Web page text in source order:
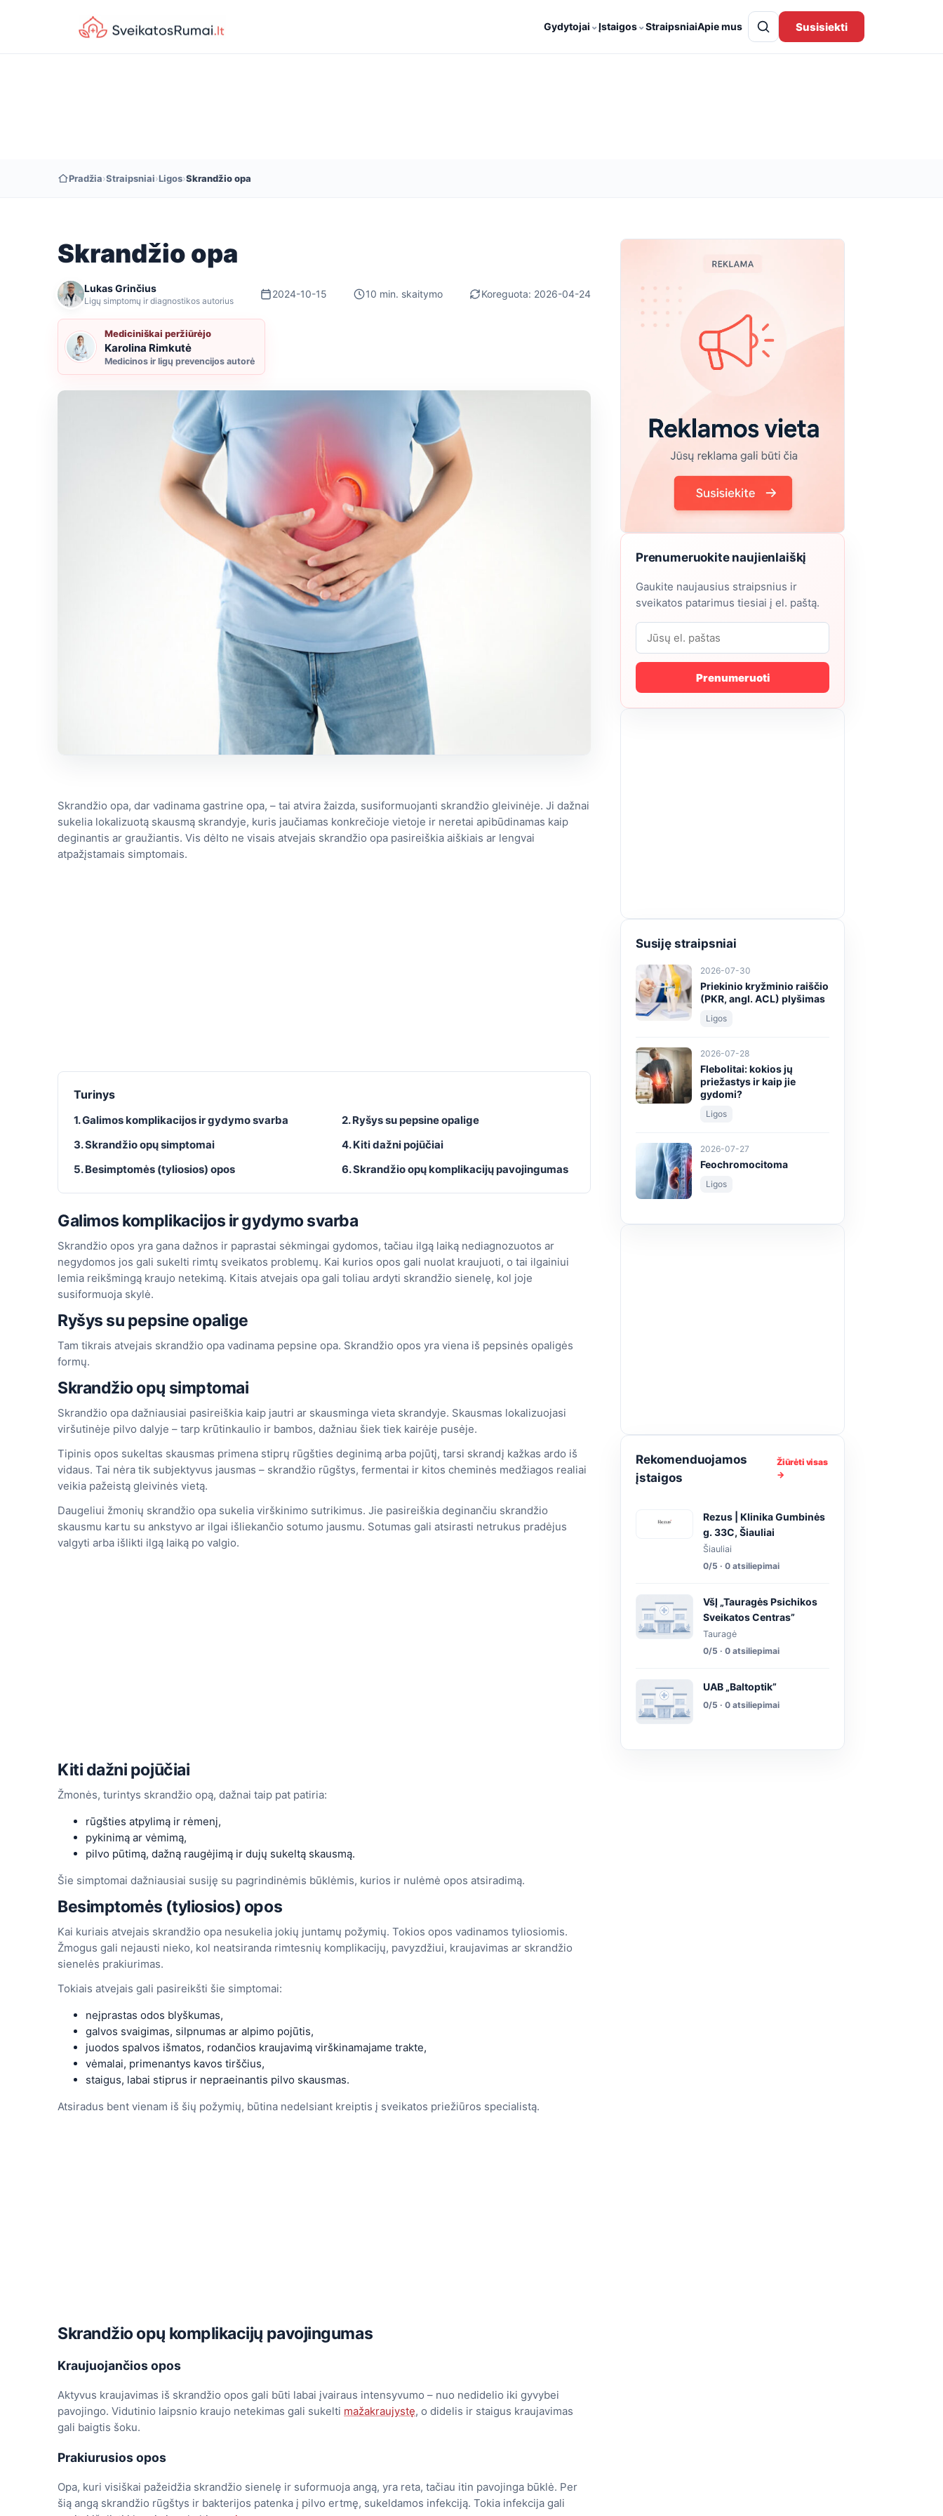
Gydytojai ⌄Įstaigos⌄StraipsniaiApie mus Susisiekti
Pradžia›Straipsniai›Ligos›Skrandžio opa
Skrandžio opa
Lukas Grinčius
Ligų simptomų ir diagnostikos autorius
2024-10-15 10 min. skaitymo Koreguota: 2026-04-24
Mediciniškai peržiūrėjo
Karolina Rimkutė
Medicinos ir ligų prevencijos autorė
Skrandžio opa, dar vadinama gastrine opa, – tai atvira žaizda, susiformuojanti skrandžio gleivinėje. Ji dažnai
sukelia lokalizuotą skausmą skrandyje, kuris jaučiamas konkrečioje vietoje ir neretai apibūdinamas kaip
deginantis ar graužiantis. Vis dėlto ne visais atvejais skrandžio opa pasireiškia aiškiais ar lengvai
atpažįstamais simptomais.
Turinys
1. Galimos komplikacijos ir gydymo svarba
2. Ryšys su pepsine opalige
3. Skrandžio opų simptomai
4. Kiti dažni pojūčiai
5. Besimptomės (tyliosios) opos
6. Skrandžio opų komplikacijų pavojingumas
Galimos komplikacijos ir gydymo svarba
Skrandžio opos yra gana dažnos ir paprastai sėkmingai gydomos, tačiau ilgą laiką nediagnozuotos ar
negydomos jos gali sukelti rimtų sveikatos problemų. Kai kurios opos gali nuolat kraujuoti, o tai ilgainiui
lemia reikšmingą kraujo netekimą. Kitais atvejais opa gali toliau ardyti skrandžio sienelę, kol joje
susiformuoja skylė.
Ryšys su pepsine opalige
Tam tikrais atvejais skrandžio opa vadinama pepsine opa. Skrandžio opos yra viena iš pepsinės opaligės
formų.
Skrandžio opų simptomai
Skrandžio opa dažniausiai pasireiškia kaip jautri ar skausminga vieta skrandyje. Skausmas lokalizuojasi
viršutinėje pilvo dalyje – tarp krūtinkaulio ir bambos, dažniau šiek tiek kairėje pusėje.
Tipinis opos sukeltas skausmas primena stiprų rūgšties deginimą arba pojūtį, tarsi skrandį kažkas ardo iš
vidaus. Tai nėra tik subjektyvus jausmas – skrandžio rūgštys, fermentai ir kitos cheminės medžiagos realiai
veikia pažeistą gleivinės vietą.
Daugeliui žmonių skrandžio opa sukelia virškinimo sutrikimus. Jie pasireiškia deginančiu skrandžio
skausmu kartu su ankstyvo ar ilgai išliekančio sotumo jausmu. Sotumas gali atsirasti netrukus pradėjus
valgyti arba išlikti ilgą laiką po valgio.
Kiti dažni pojūčiai
Žmonės, turintys skrandžio opą, dažnai taip pat patiria:
rūgšties atpylimą ir rėmenį,
pykinimą ar vėmimą,
pilvo pūtimą, dažną raugėjimą ir dujų sukeltą skausmą.
Šie simptomai dažniausiai susiję su pagrindinėmis būklėmis, kurios ir nulėmė opos atsiradimą.
Besimptomės (tyliosios) opos
Kai kuriais atvejais skrandžio opa nesukelia jokių juntamų požymių. Tokios opos vadinamos tyliosiomis.
Žmogus gali nejausti nieko, kol neatsiranda rimtesnių komplikacijų, pavyzdžiui, kraujavimas ar skrandžio
sienelės prakiurimas.
Tokiais atvejais gali pasireikšti šie simptomai:
neįprastas odos blyškumas,
galvos svaigimas, silpnumas ar alpimo pojūtis,
juodos spalvos išmatos, rodančios kraujavimą virškinamajame trakte,
vėmalai, primenantys kavos tirščius,
staigus, labai stiprus ir nepraeinantis pilvo skausmas.
Atsiradus bent vienam iš šių požymių, būtina nedelsiant kreiptis į sveikatos priežiūros specialistą.
Skrandžio opų komplikacijų pavojingumas
Kraujuojančios opos
Aktyvus kraujavimas iš skrandžio opos gali būti labai įvairaus intensyvumo – nuo nedidelio iki gyvybei
pavojingo. Vidutinio laipsnio kraujo netekimas gali sukelti mažakraujystę, o didelis ir staigus kraujavimas
gali baigtis šoku.
Prakiurusios opos
Opa, kuri visiškai pažeidžia skrandžio sienelę ir suformuoja angą, yra reta, tačiau itin pavojinga būklė. Per
šią angą skrandžio rūgštys ir bakterijos patenka į pilvo ertmę, sukeldamos infekciją. Tokia infekcija gali
Prenumeruokite naujienlaiškį
Gaukite naujausius straipsnius ir
sveikatos patarimus tiesiai į el. paštą.
Prenumeruoti
Susiję straipsniai
2026-07-30
Priekinio kryžminio raiščio
(PKR, angl. ACL) plyšimas
Ligos
2026-07-28
Flebolitai: kokios jų
priežastys ir kaip jie
gydomi?
Ligos
2026-07-27
Feochromocitoma
Ligos
Rekomenduojamos
įstaigos
Žiūrėti visas
→
Rezus | Klinika Gumbinės
g. 33C, Šiauliai
Šiauliai
0/5 · 0 atsiliepimai
VšĮ „Tauragės Psichikos
Sveikatos Centras”
Tauragė
0/5 · 0 atsiliepimai
UAB „Baltoptik”
0/5 · 0 atsiliepimai